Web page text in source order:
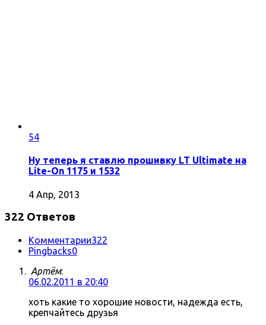
54
Ну теперь я ставлю прошивку LT Ultimate на
Lite-On 1175 и 1532
4 Апр, 2013
322 Ответов
Комментарии322
Pingbacks0
Артём:
06.02.2011 в 20:40
хоть какие то хорошие новости, надежда есть,
крепчайтесь друзья